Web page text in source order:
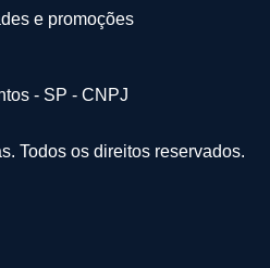
e promoções
- SP - CNPJ
Todos os direitos reservados.